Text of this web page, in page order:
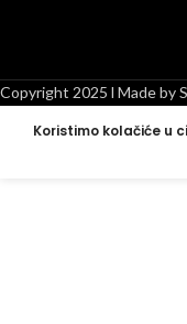
Copyright 2025 l Made by
Koristimo kolačiće u